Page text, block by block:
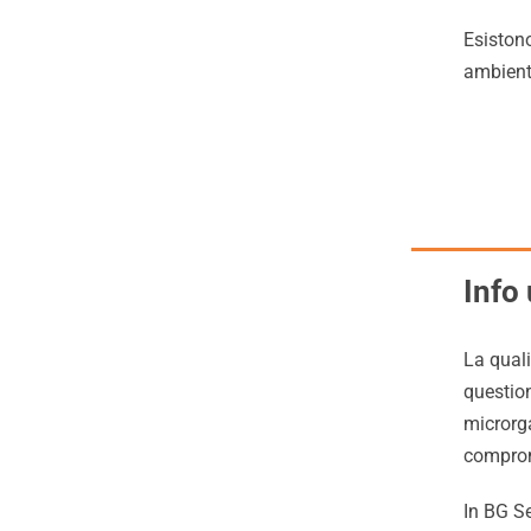
Info
La
In BG